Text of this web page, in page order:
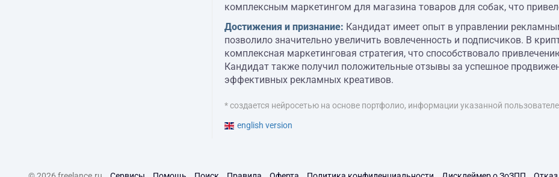
комплексным маркетингом для магазина товаров для собак, что
Достижения и признание: Кандидат имеет опыт в управлении
позволило значительно увеличить вовлеченность и подписчиков. В
комплексная маркетинговая стратегия, что способствовало
Кандидат также получил положительные отзывы за успешное
эффективных рекламных креативов.
* создается нейросетью на основе портфолио, информации указанной
english version